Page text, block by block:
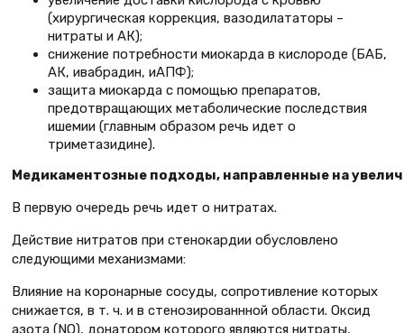
(хирургическая коррекция, вазодилататоры –
нитраты и АК);
снижение потребности миокарда в кислороде (БАБ,
АК, ивабрадин, иАПФ);
защита миокарда с помощью препаратов,
предотвращающих метаболические последствия
ишемии (главным образом речь идет о
триметазидине).
Медикаментозные подходы, направленные на
В первую очередь речь идет о нитратах.
Действие нитратов при стенокардии обусловлено
следующими механизмами:
Влияние на коронарные сосуды, сопротивление которых
снижается, в т. ч. и в стенозированнной области. Оксид
азота (NO), донатором которого являются нитраты,